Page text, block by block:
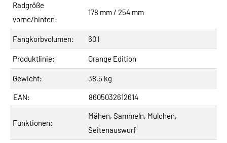
Radgröße
vorne/hinten:
178 mm / 254 mm
Fangkorbvolumen: 60 l
Produktlinie: Orange Edition
Gewicht: 38,5 kg
EAN: 8605032612614
Funktionen:
Mähen, Sammeln, Mulchen,
Seitenauswurf